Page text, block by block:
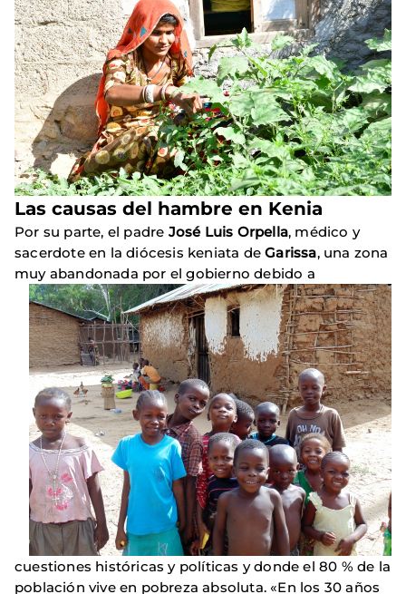
Las causas del hambre en Kenia
Por su parte, el padre José Luis Orpella, médico y
sacerdote en la diócesis keniata deGarissa, una zona
muy abandonada por el gobierno debido a
cuestiones históricas y políticas y donde el 80 % de la
población vive en pobreza absoluta. «En los 30 años